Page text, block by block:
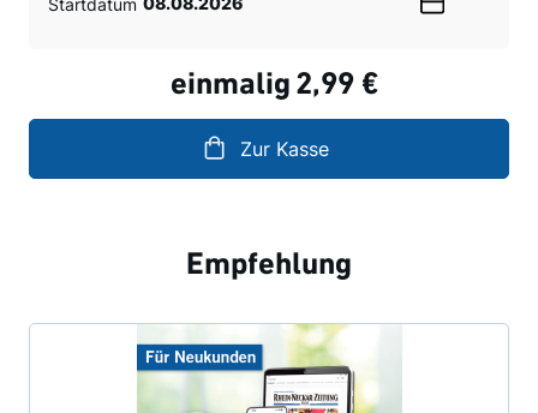
Startdatum
einmalig 2,99 €
Zur Kasse
Empfehlung